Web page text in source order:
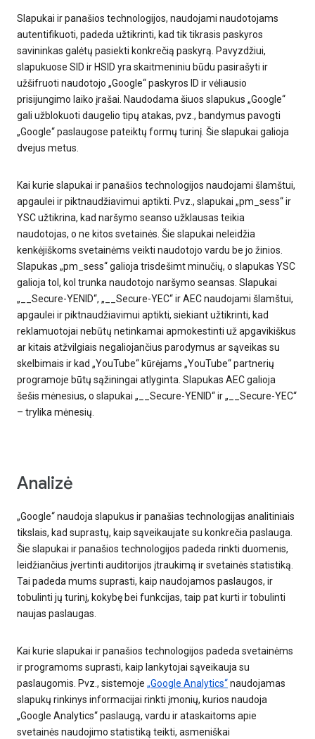
Slapukai ir panašios technologijos, naudojami naudotojams
autentifikuoti, padeda užtikrinti, kad tik tikrasis paskyros
savininkas galėtų pasiekti konkrečią paskyrą. Pavyzdžiui,
slapukuose SID ir HSID yra skaitmeniniu būdu pasirašyti ir
užšifruoti naudotojo „Google“ paskyros ID ir vėliausio
prisijungimo laiko įrašai. Naudodama šiuos slapukus „Google“
gali užblokuoti daugelio tipų atakas, pvz., bandymus pavogti
„Google“ paslaugose pateiktų formų turinį. Šie slapukai galioja
dvejus metus.
Kai kurie slapukai ir panašios technologijos naudojami šlamštui,
apgaulei ir piktnaudžiavimui aptikti. Pvz., slapukai „pm_sess“ ir
YSC užtikrina, kad naršymo seanso užklausas teikia
naudotojas, o ne kitos svetainės. Šie slapukai neleidžia
kenkėjiškoms svetainėms veikti naudotojo vardu be jo žinios.
Slapukas „pm_sess“ galioja trisdešimt minučių, o slapukas YSC
galioja tol, kol trunka naudotojo naršymo seansas. Slapukai
„__Secure-YENID“, „__Secure-YEC“ ir AEC naudojami šlamštui,
apgaulei ir piktnaudžiavimui aptikti, siekiant užtikrinti, kad
reklamuotojai nebūtų netinkamai apmokestinti už apgavikiškus
ar kitais atžvilgiais negaliojančius parodymus ar sąveikas su
skelbimais ir kad „YouTube“ kūrėjams „YouTube“ partnerių
programoje būtų sąžiningai atlyginta. Slapukas AEC galioja
šešis mėnesius, o slapukai „__Secure-YENID“ ir „__Secure-YEC“
– trylika mėnesių.
Analizė
„Google“ naudoja slapukus ir panašias technologijas analitiniais
tikslais, kad suprastų, kaip sąveikaujate su konkrečia paslauga.
Šie slapukai ir panašios technologijos padeda rinkti duomenis,
leidžiančius įvertinti auditorijos įtraukimą ir svetainės statistiką.
Tai padeda mums suprasti, kaip naudojamos paslaugos, ir
tobulinti jų turinį, kokybę bei funkcijas, taip pat kurti ir tobulinti
naujas paslaugas.
Kai kurie slapukai ir panašios technologijos padeda svetainėms
ir programoms suprasti, kaip lankytojai sąveikauja su
paslaugomis. Pvz., sistemoje „Google Analytics“naudojamas
slapukų rinkinys informacijai rinkti įmonių, kurios naudoja
„Google Analytics“ paslaugą, vardu ir ataskaitoms apie
svetainės naudojimo statistiką teikti, asmeniškai